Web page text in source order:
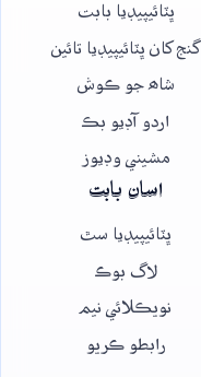
ڀٽائيپيڊيا بابت
گنج کان ڀٽائيپيڊيا تائين
شاھ جو ڪوش
اردو آڊيو بڪ
مشيني وڊيوز
اسان بابت
ڀٽائيپيڊيا سٿ
لاگ بوڪ
نويڪلائي نيم
رابطو ڪريو